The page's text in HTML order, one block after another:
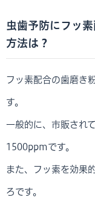
虫歯予防にフッ
方法は？
フッ素配合の歯磨き
す。
一般的に、市販され
1500ppmです。
また、フッ素を効果
ろです。